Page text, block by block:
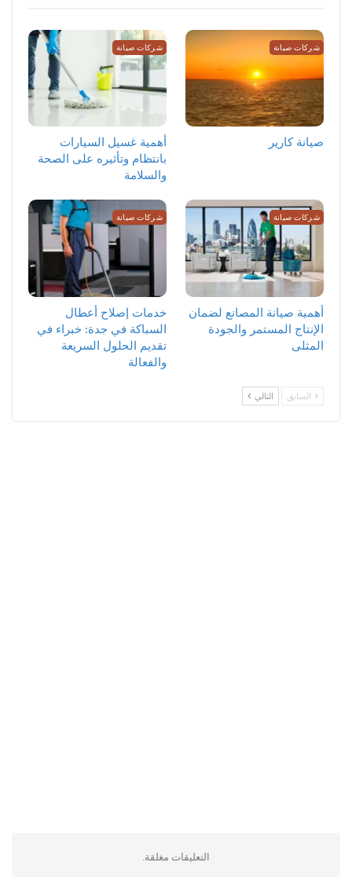
شركات صيانة
صيانة كارير
شركات صيانة
أهمية غسيل السيارات
بانتظام وتأثيره على الصحة
والسلامة
شركات صيانة
أهمية صيانة المصانع لضمان
الإنتاج المستمر والجودة
المثلى
شركات صيانة
خدمات إصلاح أعطال
السباكة في جدة: خبراء في
تقديم الحلول السريعة
والفعالة
السابق التالي
التعليقات مغلقة.